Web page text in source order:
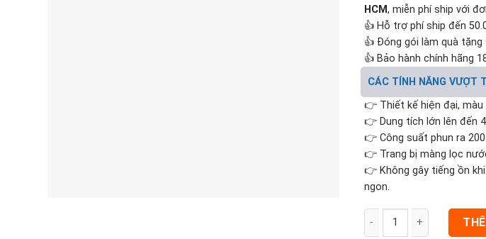
HCM, miễn phí ship với
👍 Hỗ trợ phí ship đến
👍 Đóng gói làm quà tặng
👍 Bảo hành chính hãng
CÁC TÍNH NĂNG VƯỢT
👉 Thiết kế hiện đại,
👉 Dung tích lớn lên đến
👉 Công suất phun ra
👉 Trang bị màng lọc
👉 Không gây tiếng ồn
ngon.